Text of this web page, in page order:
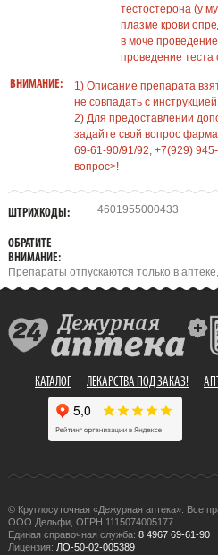
тестостерона (у
плазме крови
в моче
проведение
ВНИМАНИЕ:
1) Описание препарата
не совпадать с
2) Для предоставлении
задайте свой вопрос
69-61-90/91/92, +7(929)
вопрос>!
ШТРИХКОДЫ: 4601955000433
ОБРАТИТЕ
ВНИМАНИЕ:
Препараты отпускаются только в
КАТАЛОГ ЛЕКАРСТВА ПОД ЗАКАЗ!
© Круглосуточная «Дежурная аптека». Все
ООО Дельфи, ОГРН 1115074005177
Единая справочная служба: 8 4967 69-61-90
Лицензия: ЛО-50-02-005389